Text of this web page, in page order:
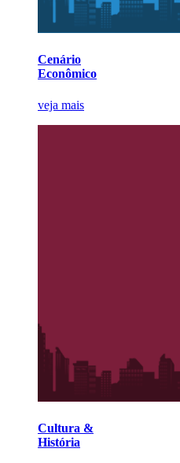
Cenário
Econômico
veja mais
Cultura &
História